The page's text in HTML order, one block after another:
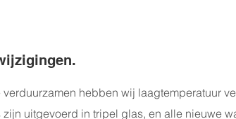
hebben wij laagtemperatuur
uitgevoerd in tripel glas, en alle nieuwe